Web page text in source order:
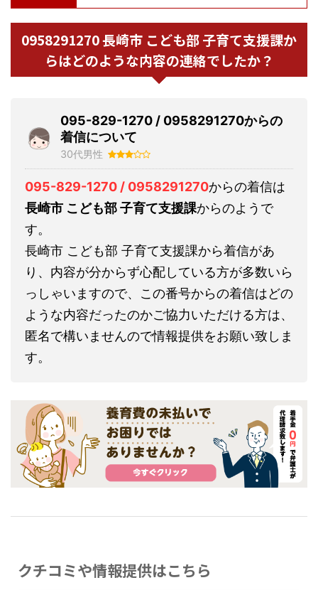
0958291270 長崎市 こども部 子育て支援課か
らはどのような内容の連絡でしたか？
095-829-1270 / 0958291270からの
着信について
30代男性
095-829-1270 / 0958291270からの着信は
長崎市 こども部 子育て支援課からのようで
す。
長崎市 こども部 子育て支援課から着信があ
り、内容が分からず心配している方が多数いら
っしゃいますので、この番号からの着信はどの
ような内容だったのかご協力いただける方は、
匿名で構いませんので情報提供をお願い致しま
す。
クチコミや情報提供はこちら